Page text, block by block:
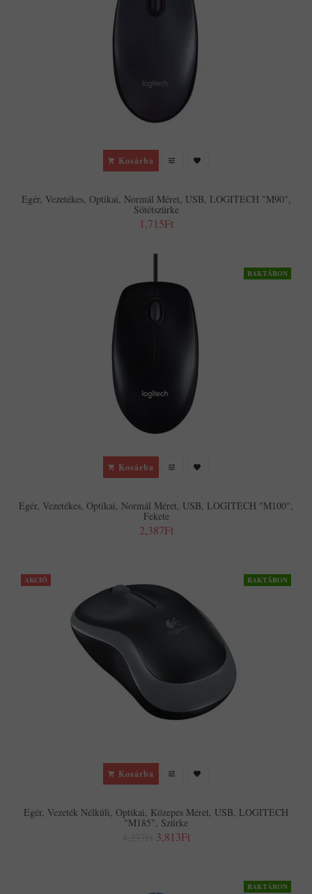
Kosárba
Egér, Vezetékes, Optikai, Normál Méret, USB, LOGITECH "M90",
Sötétszürke
1,715Ft
RAKTÁRON
Kosárba
Egér, Vezetékes, Optikai, Normál Méret, USB, LOGITECH "M100",
Fekete
2,387Ft
AKCIÓ RAKTÁRON
Kosárba
Egér, Vezeték Nélküli, Optikai, Közepes Méret, USB, LOGITECH
"M185", Szürke
3,813Ft
RAKTÁRON